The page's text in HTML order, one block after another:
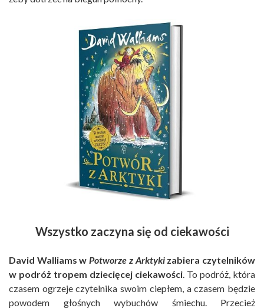
Wszystko zaczyna się od ciekawości
David Walliams wPotworze z Arktykizabiera czytelników
w podróż tropem dziecięcej ciekawości. To podróż, która
czasem ogrzeje czytelnika swoim ciepłem, a czasem będzie
powodem głośnych wybuchów śmiechu. Przecież